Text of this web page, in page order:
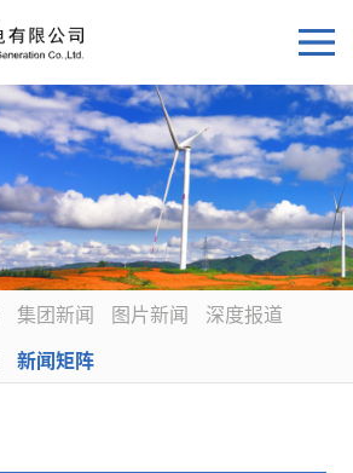
集团新闻 图片新闻
深度报道
新闻矩阵